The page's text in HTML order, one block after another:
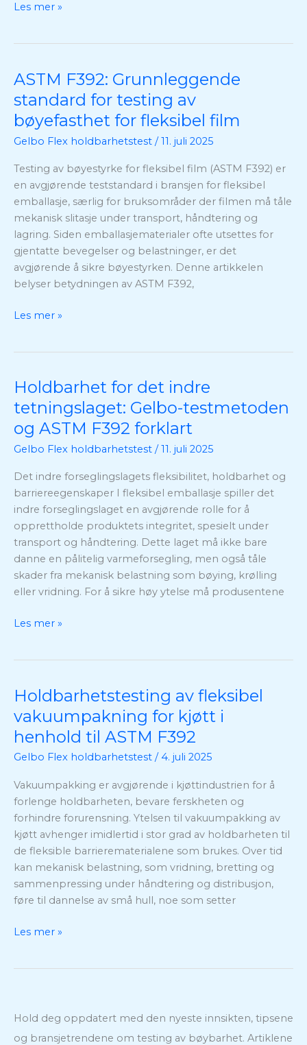
Les mer »
ASTM F392: Grunnleggende
standard for testing av
bøyefasthet for fleksibel film
Gelbo Flex holdbarhetstest /11. juli 2025
Testing av bøyestyrke for fleksibel film (ASTM F392) er
en avgjørende teststandard i bransjen for fleksibel
emballasje, særlig for bruksområder der filmen må tåle
mekanisk slitasje under transport, håndtering og
lagring. Siden emballasjematerialer ofte utsettes for
gjentatte bevegelser og belastninger, er det
avgjørende å sikre bøyestyrken. Denne artikkelen
belyser betydningen av ASTM F392,
ASTM
F392:
Grunnleggende
standard
for
av
bøyefasthet
for
fleksibel
film
Les mer »
Holdbarhet for det indre
tetningslaget: Gelbo-testmetoden
og ASTM F392 forklart
Gelbo Flex holdbarhetstest /11. juli 2025
Det indre forseglingslagets fleksibilitet, holdbarhet og
barriereegenskaper I fleksibel emballasje spiller det
indre forseglingslaget en avgjørende rolle for å
opprettholde produktets integritet, spesielt under
transport og håndtering. Dette laget må ikke bare
danne en pålitelig varmeforsegling, men også tåle
skader fra mekanisk belastning som bøying, krølling
eller vridning. For å sikre høy ytelse må produsentene
Holdbarhet
for
det
indre
tetningslaget:
testmetoden
og
ASTM
F392
forklart
Les mer »
Holdbarhetstesting av fleksibel
vakuumpakning for kjøtt i
henhold til ASTM F392
Gelbo Flex holdbarhetstest / 4. juli 2025
Vakuumpakking er avgjørende i kjøttindustrien for å
forlenge holdbarheten, bevare ferskheten og
forhindre forurensning. Ytelsen til vakuumpakking av
kjøtt avhenger imidlertid i stor grad av holdbarheten til
de fleksible barrierematerialene som brukes. Over tid
kan mekanisk belastning, som vridning, bretting og
sammenpressing under håndtering og distribusjon,
føre til dannelse av små hull, noe som setter
Holdbarhetstesting
fleksibel
vakuumpakning
for
henhold
til
ASTM
F392
Les mer »
Hold deg oppdatert med den nyeste innsikten, tipsene
og bransjetrendene om testing av bøybarhet. Artiklene